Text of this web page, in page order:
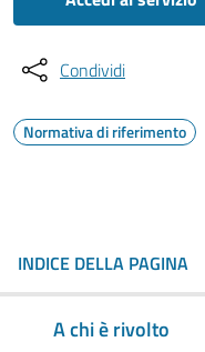
Condividi
Normativa di riferimento
INDICE DELLA PAGINA
A chi è rivolto